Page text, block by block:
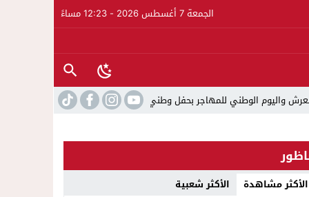
الجمعة 7 أغسطس 2026 - 12:23 مساءً
الوطني للمهاجر بحفل وطني بالناظور 22:15 حصري ..ارتفاع حصيلة الموقوفين في أحداث مليلية إلى 82
الأكثر مشاهدة الأكثر شعبية